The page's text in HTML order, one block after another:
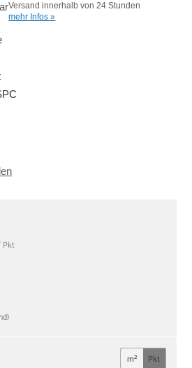
Versand innerhalb von 24 Stunden
mehr Infos »
m² Pkt